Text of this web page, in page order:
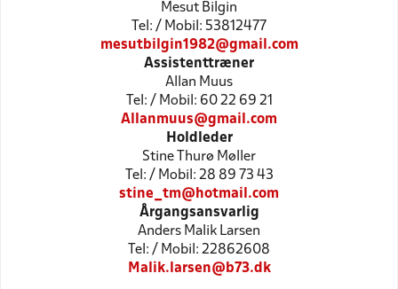
Mesut Bilgin
Tel: / Mobil: 53812477
mesutbilgin1982@gmail.com
Assistenttræner
Allan Muus
Tel: / Mobil: 60 22 69 21
Allanmuus@gmail.com
Holdleder
Stine Thurø Møller
Tel: / Mobil: 28 89 73 43
stine_tm@hotmail.com
Årgangsansvarlig
Anders Malik Larsen
Tel: / Mobil: 22862608
Malik.larsen@b73.dk